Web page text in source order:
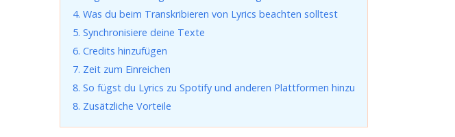
4. Was du beim Transkribieren von Lyrics beachten solltest
5. Synchronisiere deine Texte
6. Credits hinzufügen
7. Zeit zum Einreichen
8. So fügst du Lyrics zu Spotify und anderen Plattformen hinzu
8. Zusätzliche Vorteile